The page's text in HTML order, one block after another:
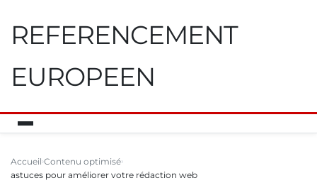
REFERENCEMENT
EUROPEEN
Accueil Contenu optimisé
astuces pour améliorer votre rédaction web